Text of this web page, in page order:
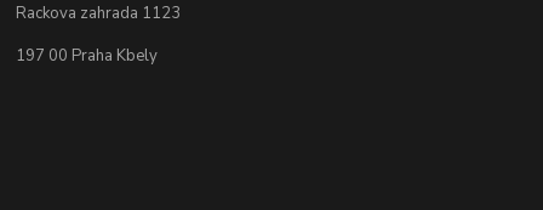
Rackova zahrada 1123
197 00 Praha Kbely